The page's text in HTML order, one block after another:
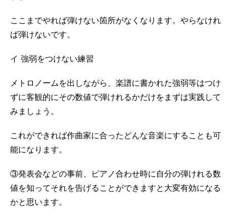
ここまでやれば弾けない箇所がなくなります。やらなけれ
ば弾けないです。
イ 強弱をつけない練習
メトロノームを出しながら、楽譜に書かれた強弱等はつけ
ずに客観的にその数値で弾けれるかだけをまずは実践して
みましょう。
これができれば作曲家に合ったどんな音楽にすることも可
能になります。
③発表会などの事前、ピアノ合わせ時に自分の弾けれる数
値を知ってそれを告げることができますと大変有効になる
かと思います。